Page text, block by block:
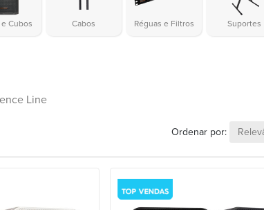
Cubos Cabos Réguas e Filtros Suportes
Line
Ordenar por: